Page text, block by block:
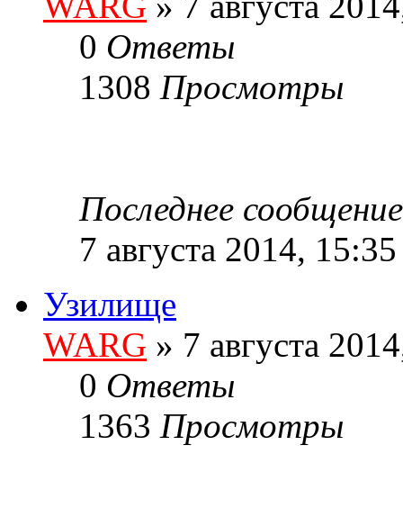
0 Ответы
1308 Просмотры
Последнее
7 августа 2014, 15:35
Узилище
WARG » 7 августа
0 Ответы
1363 Просмотры